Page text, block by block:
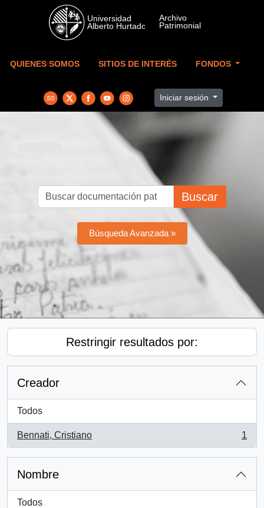
Skip to main content
QUIENES SOMOS SITIOS DE INTERÉS FONDOS
Iniciar sesión
Buscar
Búsqueda Avanzada »
Restringir resultados por:
Creador
Todos
Bennati, Cristiano
, 1 resultados
1
Nombre
Todos